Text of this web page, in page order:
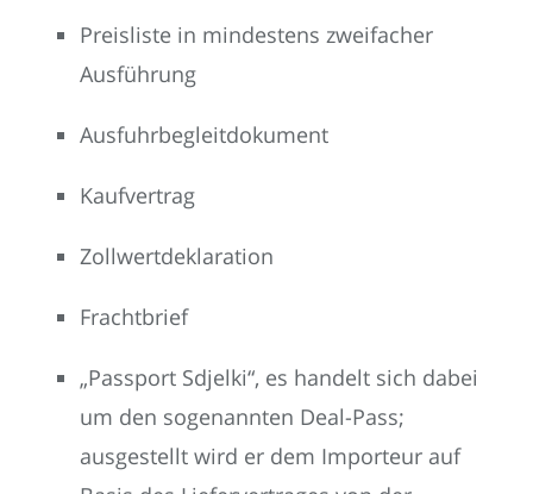
Preisliste in mindestens zweifacher
Ausführung
Ausfuhrbegleitdokument
Kaufvertrag
Zollwertdeklaration
Frachtbrief
„Passport Sdjelki“, es handelt sich dabei
um den sogenannten Deal-Pass;
ausgestellt wird er dem Importeur auf